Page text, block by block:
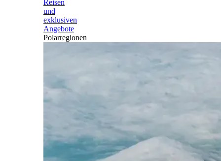
Reisen
und
exklusiven
Angebote
Polarregionen